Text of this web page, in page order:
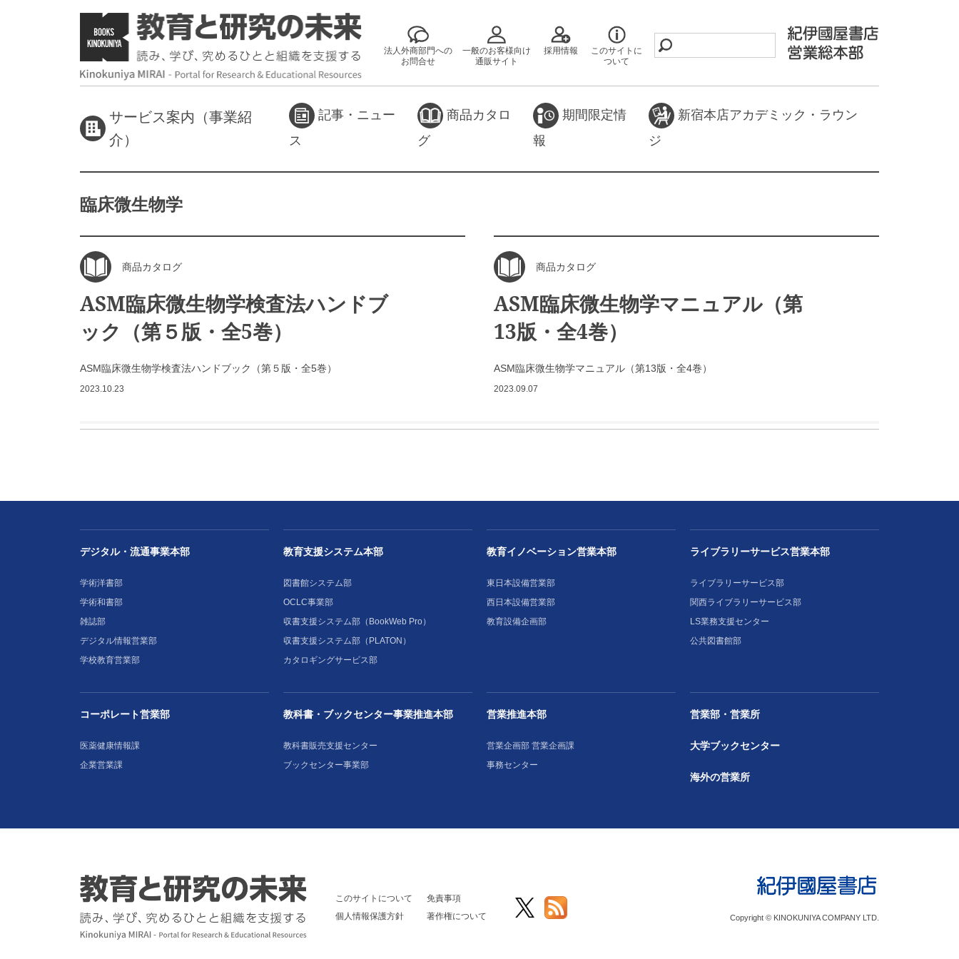
法人外商部門への
お問合せ
一般のお客様向け
通販サイト
採用情報
このサイトに
ついて
サービス案内（事業紹
介）
記事・ニュー
ス
商品カタロ
グ
期間限定情
報
新宿本店アカデミック・ラウン
ジ
臨床微生物学
商品カタログ
ASM臨床微生物学検査法ハンドブ
ック（第５版・全5巻）
ASM臨床微生物学検査法ハンドブック（第５版・全5巻）
2023.10.23
商品カタログ
ASM臨床微生物学マニュアル（第
13版・全4巻）
ASM臨床微生物学マニュアル（第13版・全4巻）
2023.09.07
デジタル・流通事業本部
学術洋書部
学術和書部
雑誌部
デジタル情報営業部
学校教育営業部
教育支援システム本部
図書館システム部
OCLC事業部
収書支援システム部（BookWeb Pro）
収書支援システム部（PLATON）
カタロギングサービス部
教育イノベーション営業本部
東日本設備営業部
西日本設備営業部
教育設備企画部
ライブラリーサービス営業本部
ライブラリーサービス部
関西ライブラリーサービス部
LS業務支援センター
公共図書館部
コーポレート営業部
医薬健康情報課
企業営業課
教科書・ブックセンター事業推進本部
教科書販売支援センター
ブックセンター事業部
営業推進本部
営業企画部 営業企画課
事務センター
営業部・営業所
大学ブックセンター
海外の営業所
このサイトについて
個人情報保護方針
免責事項
著作権について
Copyright © KINOKUNIYA COMPANY LTD.